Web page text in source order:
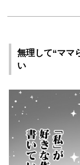
無理して“ママ
い